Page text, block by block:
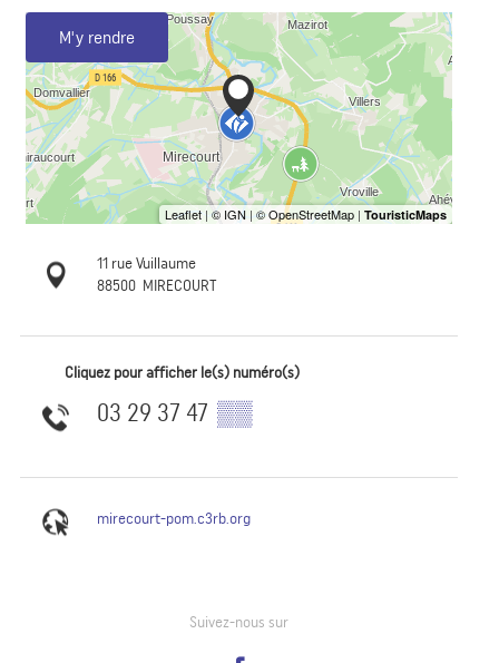
M'y rendre
11 rue Vuillaume
88500 MIRECOURT
Cliquez pour afficher le(s) numéro(s)
03 29 37 47 ▒▒
mirecourt-pom.c3rb.org
Suivez-nous sur